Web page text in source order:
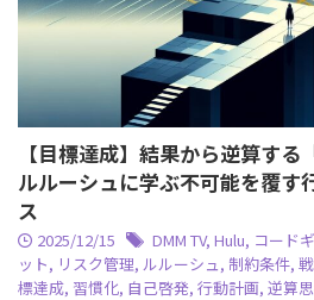
【目標達成】結果から逆算する
ルルーシュに学ぶ不可能を覆す
ス
2025/12/15 DMM TV, Hulu, コード
ット, リスク管理, ルルーシュ , 制約条件,
標達成, 習慣化, 自己啓発, 行動計画, 逆算